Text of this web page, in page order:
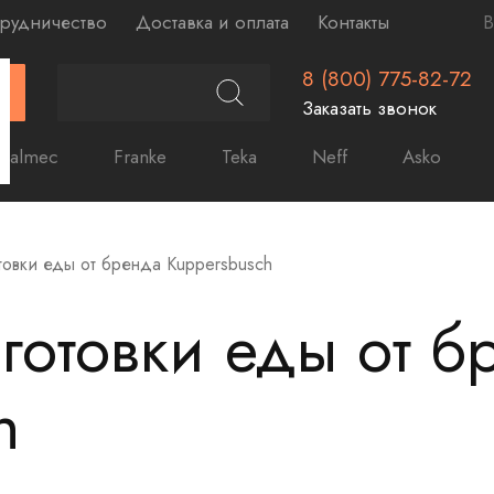
Доставка и оплата Контакты
8 (800) 775-82-72
Заказать звонок
Falmec Franke Teka Neff Asko
еды от бренда Kuppersbusch
еды от